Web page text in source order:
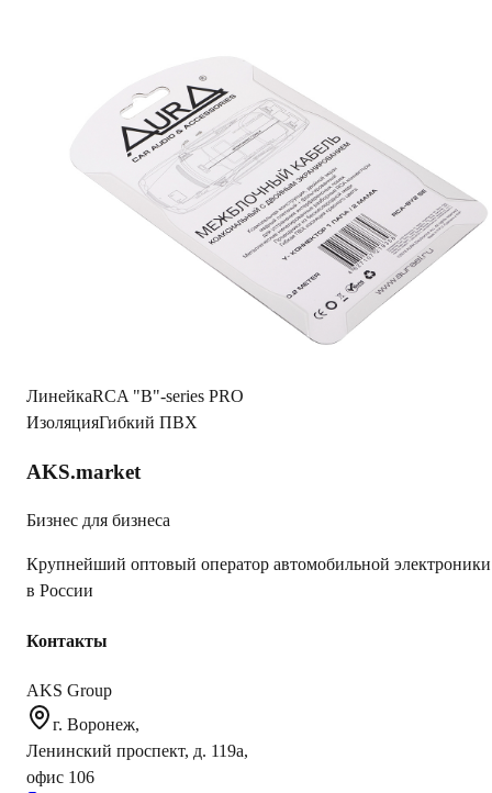
Читать полностью
Характеристики
3/8/5/2/
OFC (медь)
ЛинейкаRCA "B"-series PRO
ИзоляцияГибкий ПВХ
AKS.market
Бизнес для бизнеса
Крупнейший оптовый оператор автомобильной электроники
в России
Контакты
AKS Group
г. Воронеж,
Ленинский проспект, д. 119а,
офис 106